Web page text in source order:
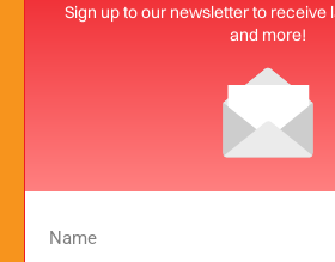
Sign up to our newsletter to receive
and more!